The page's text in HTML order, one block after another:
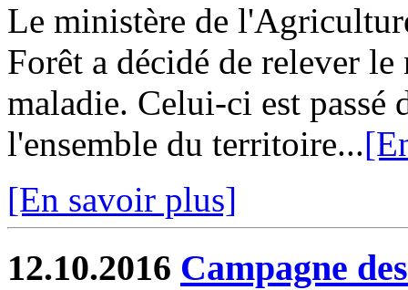
Le ministère de
Forêt a décidé de relever
maladie. Celui-ci est passé
l'ensemble du territoire...
[En savoir plus]
12.10.2016 Campagne